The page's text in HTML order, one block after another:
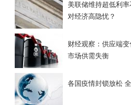
美联储维持超低利
对经济高隐忧？
财经观察：供应端
市场供需失衡
各国疫情封锁放松